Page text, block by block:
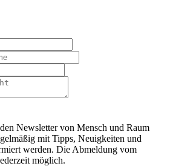
Newsletter von Mensch und Raum
mit Tipps, Neuigkeiten und
werden. Die Abmeldung vom
möglich.